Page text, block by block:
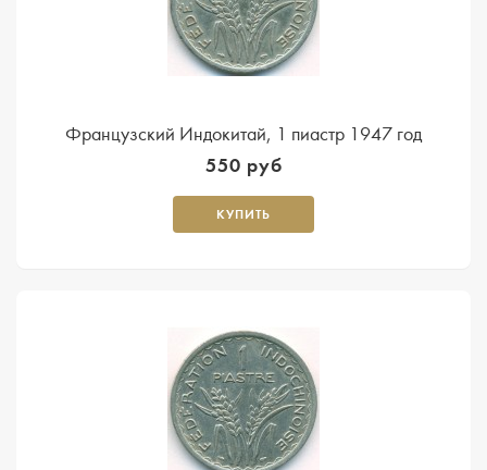
Французский Индокитай, 1 пиастр 1947 год
550 руб
КУПИТЬ